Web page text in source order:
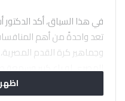
في هذا السياق، أكد
تعد واحدةً من أهم
وجماهير كرة القدم
المصرى له باع كبير وسمعة
الإفريقية والتي حصل المنتخب